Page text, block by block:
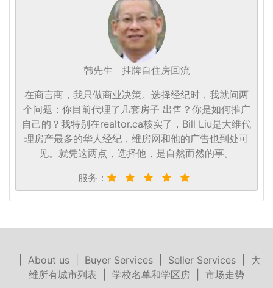
韩先生
挂牌自住房回流
在商言商，我只做商业决策。选择经纪时，我就问两
个问题：你目前代理了几套房子 出售？你是如何推广
自己的？我特别在realtor.ca核实了，Bill Liu是大维代
理房产最多的华人经纪，维房网和他的广告也到处可
见。就凭这两点，选择他，是自然而然的事。
服务：
About us| Buyer Services| Seller Services| 大
维所有城市列表
学校名单和学区房 市场走势